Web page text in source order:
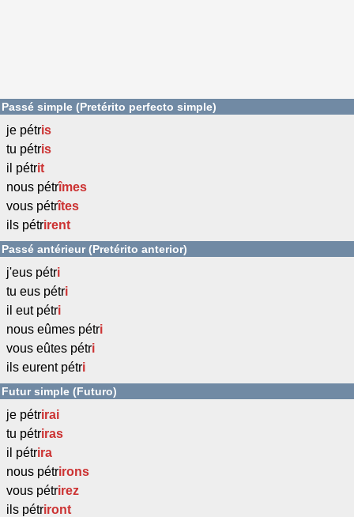
Passé simple (Pretérito perfecto simple)
je pétris
tu pétris
il pétrit
nous pétrîmes
vous pétrîtes
ils pétrirent
Passé antérieur (Pretérito anterior)
j'eus pétri
tu eus pétri
il eut pétri
nous eûmes pétri
vous eûtes pétri
ils eurent pétri
Futur simple (Futuro)
je pétrirai
tu pétriras
il pétrira
nous pétrirons
vous pétrirez
ils pétriront